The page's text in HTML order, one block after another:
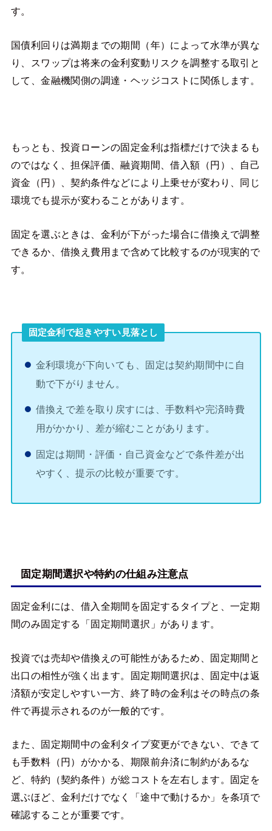
す。
国債利回りは満期までの期間（年）によって水準が異な
り、スワップは将来の金利変動リスクを調整する取引と
して、金融機関側の調達・ヘッジコストに関係します。
もっとも、投資ローンの固定金利は指標だけで決まるも
のではなく、担保評価、融資期間、借入額（円）、自己
資金（円）、契約条件などにより上乗せが変わり、同じ
環境でも提示が変わることがあります。
固定を選ぶときは、金利が下がった場合に借換えで調整
できるか、借換え費用まで含めて比較するのが現実的で
す。
固定金利で起きやすい見落とし
金利環境が下向いても、固定は契約期間中に自
動で下がりません。
借換えで差を取り戻すには、手数料や完済時費
用がかかり、差が縮むことがあります。
固定は期間・評価・自己資金などで条件差が出
やすく、提示の比較が重要です。
固定期間選択や特約の仕組み注意点
固定金利には、借入全期間を固定するタイプと、一定期
間のみ固定する「固定期間選択」があります。
投資では売却や借換えの可能性があるため、固定期間と
出口の相性が強く出ます。固定期間選択は、固定中は返
済額が安定しやすい一方、終了時の金利はその時点の条
件で再提示されるのが一般的です。
また、固定期間中の金利タイプ変更ができない、できて
も手数料（円）がかかる、期限前弁済に制約があるな
ど、特約（契約条件）が総コストを左右します。固定を
選ぶほど、金利だけでなく「途中で動けるか」を条項で
確認することが重要です。